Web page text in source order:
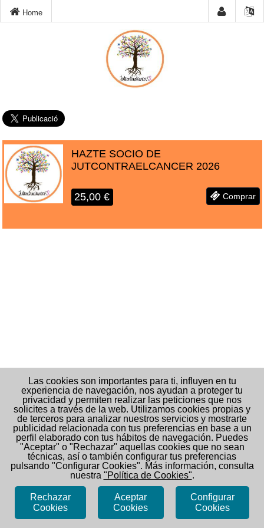
Las cookies son importantes para ti, influyen en tu
experiencia de navegación, nos ayudan a proteger tu
privacidad y permiten realizar las peticiones que nos
solicites a través de la web. Utilizamos cookies propias y
de terceros para analizar nuestros servicios y mostrarte
publicidad relacionada con tus preferencias en base a un
perfil elaborado con tus hábitos de navegación. Puedes
"Aceptar" o "Rechazar" aquellas cookies que no sean
técnicas, así o también configurar tus preferencias
pulsando "Configurar Cookies". Más información, consulta
nuestra "Política de Cookies".
Rechazar
Cookies
Aceptar
Cookies
Configurar
Cookies
Home
HAZTE SOCIO DE
JUTCONTRAELCANCER 2026
25,00 € Comprar
www.jutcontraelcancer.com